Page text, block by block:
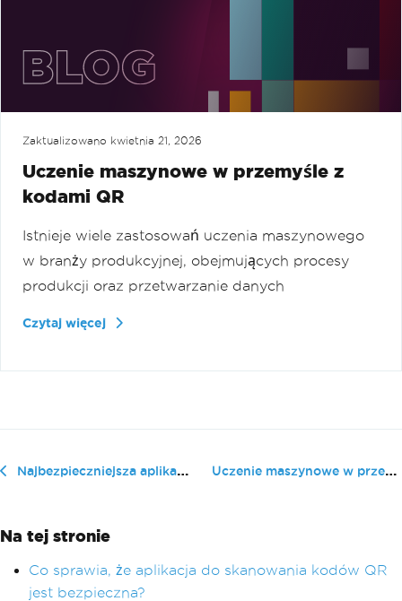
Zaktualizowano kwietnia 21, 2026
Uczenie maszynowe w przemyśle z
kodami QR
Istnieje wiele zastosowań uczenia maszynowego
w branży produkcyjnej, obejmujących procesy
produkcji oraz przetwarzanie danych
Czytaj więcej
Najbezpieczniejsza aplikacja do skanowania kodów QR (Bezpłatne i płatne narzędzia) Uczenie maszynowe w przemyśle z ko...
Na tej stronie
Co sprawia, że aplikacja do skanowania kodów QR
jest bezpieczna?